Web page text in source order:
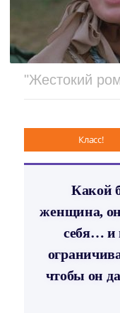
"Жестокий
Класс!
Какой
женщина,
себя… и
чтобы он